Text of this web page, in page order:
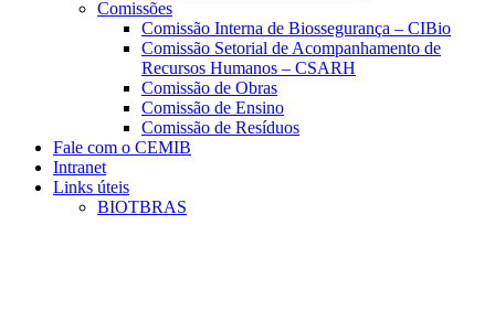
Comissões
Comissão Interna de Biossegurança – CIBio
Comissão Setorial de Acompanhamento de
Recursos Humanos – CSARH
Comissão de Obras
Comissão de Ensino
Comissão de Resíduos
Fale com o CEMIB
Intranet
Links úteis
BIOTBRAS